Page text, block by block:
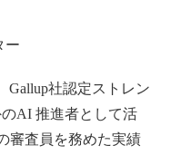
ー
Gallup社認定ストレン
AI 推進者として活
審査員を務めた実績